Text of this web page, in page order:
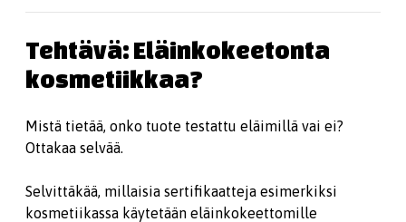
Tehtävä: Eläinkokeetonta
kosmetiikkaa?
Mistä tietää, onko tuote testattu eläimillä vai ei?
Ottakaa selvää.
Selvittäkää, millaisia sertifikaatteja esimerkiksi
kosmetiikassa käytetään eläinkokeettomille